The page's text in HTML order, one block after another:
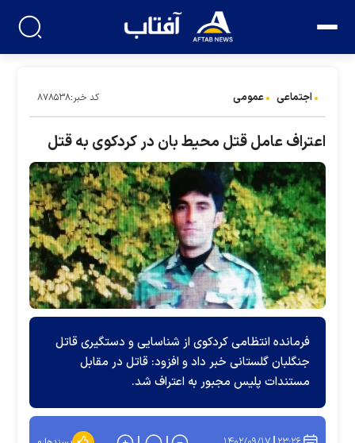
اجتماعی عمومی کد خبر:۸۷۸۵۳۸
اعتراف عامل قتل محیط بان در کردکوی به قتل
فرمانده انتظامی کردکوی از شناسایی و دستگیری قاتل
جنگلبان گلستانی خبر داد و افزود: قاتل در مقابل
مستندات پلیس مجبور به اعتراف شد.